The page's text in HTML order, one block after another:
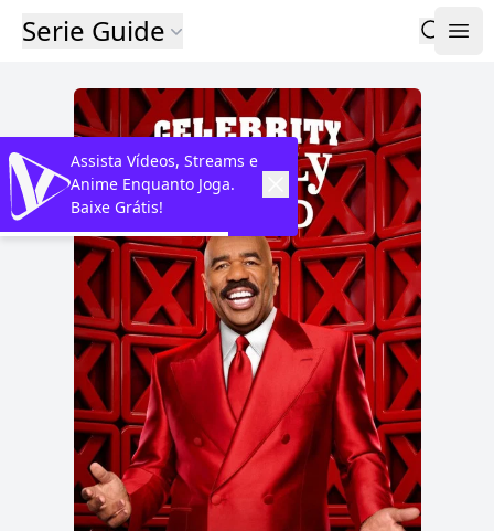
Serie Guide
Assista Vídeos, Streams e
Anime Enquanto Joga.
Baixe Grátis!